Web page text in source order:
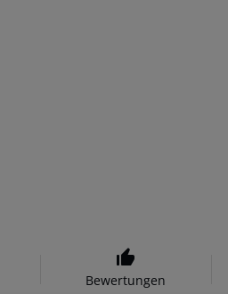
Bewertungen